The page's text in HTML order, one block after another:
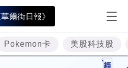
爾街日報》
Pokemon卡 美股科技股